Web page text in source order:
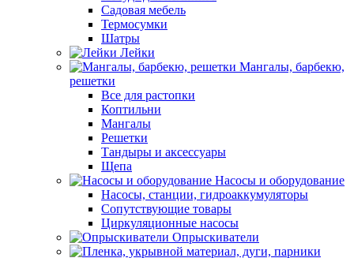
Садовая мебель
Термосумки
Шатры
Лейки
Мангалы, барбекю,
решетки
Все для растопки
Коптильни
Мангалы
Решетки
Тандыры и аксессуары
Щепа
Насосы и оборудование
Насосы, станции, гидроаккумуляторы
Сопутствующие товары
Циркуляционные насосы
Опрыскиватели